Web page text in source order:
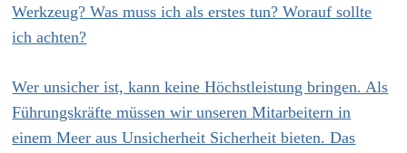
Werkzeug? Was muss ich als erstes tun? Worauf sollte
ich achten?
Wer unsicher ist, kann keine Höchstleistung bringen. Als
Führungskräfte müssen wir unseren Mitarbeitern in
einem Meer aus Unsicherheit Sicherheit bieten. Das